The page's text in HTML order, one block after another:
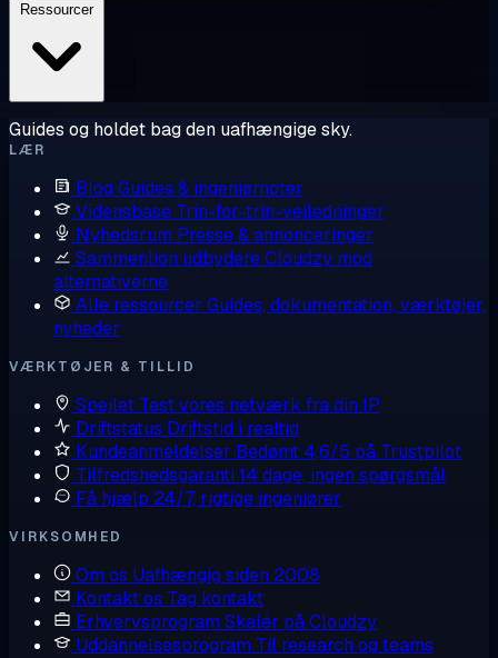
Ressourcer
Guides og holdet bag den uafhængige sky.
LÆR
Blog Guides & ingeniørnoter
Vidensbase Trin-for-trin-vejledninger
Nyhedsrum Presse & annonceringer
Sammenlign udbydereCloudzy mod
alternativerne
Alle ressourcer Guides, dokumentation, værktøjer,
nyheder
VÆRKTØJER & TILLID
Spejlet Test vores netværk fra din IP
Driftstatus Driftstid i realtid
Kundeanmeldelser Bedømt 4,6/5 på Trustpilot
Tilfredshedsgaranti 14 dage, ingen spørgsmål
Få hjælp 24/7, rigtige ingeniører
VIRKSOMHED
Om os Uafhængig siden 2008
Kontakt os Tag kontakt
Erhvervsprogram Skalér på Cloudzy
Uddannelsesprogram Til research og teams